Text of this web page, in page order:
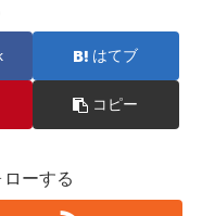
はてブ
コピー
ーする